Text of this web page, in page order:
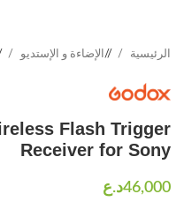
الرئيسية / الإضاءة و الإستديو
Flash Trigger
Receiver for Sony